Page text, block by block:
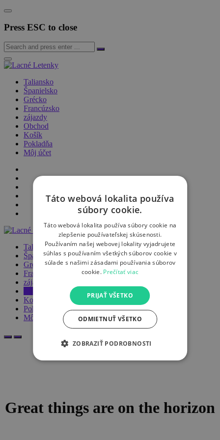
Press ESC to close
Taliansko
Španielsko
Grécko
Francúzsko
zájazdy
Obchod
Košík
Pokladňa
Môj účet
Taliansko
Španielsko
Grécko
Francúzsko
zájazdy
Košík
Pokladňa
Môj účet
Great things are on the horizon
Táto webová lokalita používa
súbory cookie.
Táto webová lokalita používa súbory cookie na
zlepšenie používateľskej skúsenosti.
Používaním našej webovej lokality vyjadrujete
súhlas s používaním všetkých súborov cookie v
súlade s našimi zásadami používania súborov
cookie. Prečítať viac
PRIJAŤ VŠETKO
ODMIETNUŤ VŠETKO
ZOBRAZIŤ PODROBNOSTI